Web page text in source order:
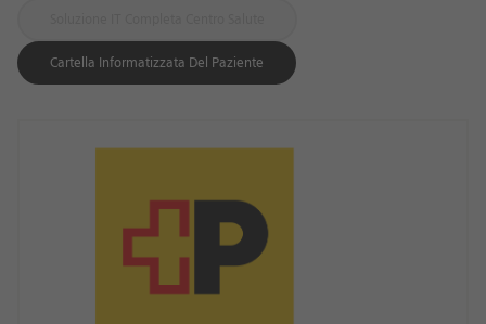
Cartella Informatizzata Del Paziente